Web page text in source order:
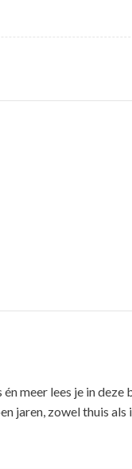
meer lees je in deze
jaren, zowel thuis als